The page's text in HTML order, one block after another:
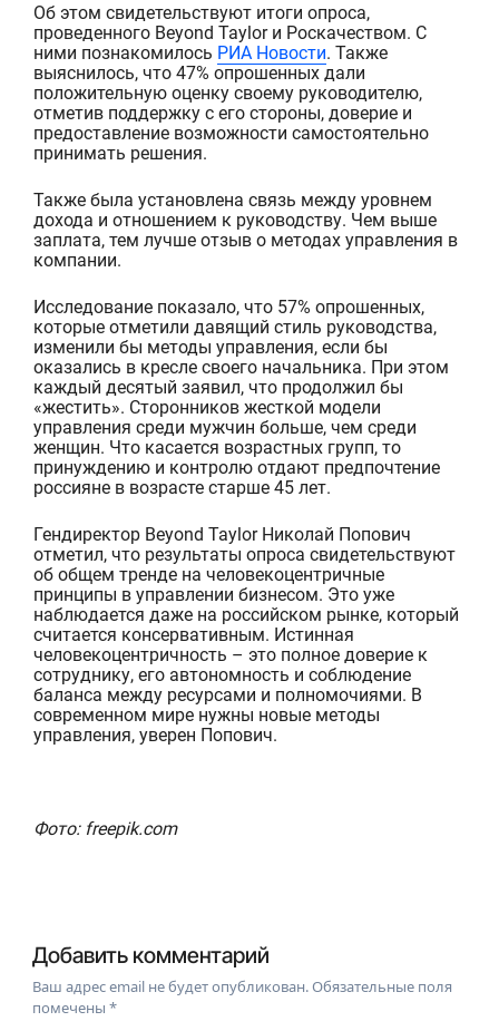
Об этом свидетельствуют итоги опроса,
проведенного Beyond Taylorи Роскачеством. С
ними познакомилось РИА Новости. Также
выяснилось, что 47% опрошенных дали
положительную оценку своему руководителю,
отметив поддержку с его стороны, доверие и
предоставление возможности самостоятельно
принимать решения.
Также была установлена связь между уровнем
дохода и отношением к руководству. Чем выше
заплата, тем лучше отзыв о методах управления в
компании.
Исследование показало, что 57% опрошенных,
которые отметили давящий стиль руководства,
изменили бы методы управления, если бы
оказались в кресле своего начальника. При этом
каждый десятый заявил, что продолжил бы
«жестить». Сторонников жесткой модели
управления среди мужчин больше, чем среди
женщин. Что касается возрастных групп, то
принуждению и контролю отдают предпочтение
россияне в возрасте старше 45 лет.
ГендиректорBeyond TaylorНиколай Попович
отметил, что результаты опроса свидетельствуют
об общем трендена человекоцентричные
принципы в управлении бизнесом. Это уже
наблюдается даже на российском рынке, который
считается консервативным. Истинная
человекоцентричность – это полное доверие к
сотруднику, егоавтономность и соблюдение
баланса между ресурсами и полномочиями. В
современном мире нужны новые методы
управления, уверен Попович.
Фото: freepik.com
Добавить комментарий
Ваш адрес email не будет опубликован.Обязательные поля
помечены*